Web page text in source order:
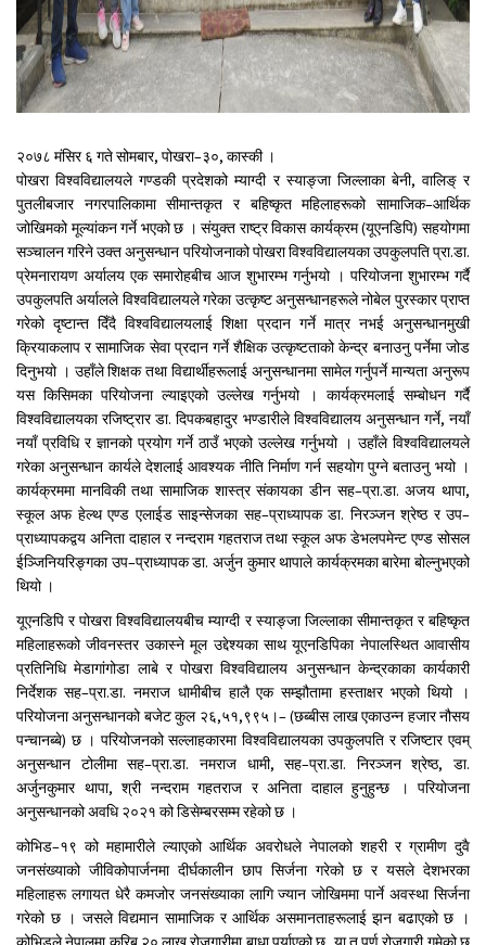
२०७८ मंसिर ६ गते सोमबार, पोखरा–३०, कास्की ।
पोखरा विश्वविद्यालयले गण्डकी प्रदेशको म्याग्दी र स्याङ्जा जिल्लाका बेनी, वालिङ् र
पुतलीबजार नगरपालिकामा सीमान्तकृत र बहिष्कृत महिलाहरूको सामाजिक–आर्थिक
जोखिमको मूल्यांकन गर्ने भएको छ । संयुक्त राष्ट्र विकास कार्यक्रम (यूएनडिपि) सहयोगमा
सञ्चालन गरिने उक्त अनुसन्धान परियोजनाको पोखरा विश्वविद्यालयका उपकुलपति प्रा.डा.
प्रेमनारायण अर्यालय एक समारोहबीच आज शुभारम्भ गर्नुभयो । परियोजना शुभारम्भ गर्दै
उपकुलपति अर्यालले विश्वविद्यालयले गरेका उत्कृष्ट अनुसन्धानहरूले नोबेल पुरस्कार प्राप्त
गरेको दृष्टान्त दिँदै विश्वविद्यालयलाई शिक्षा प्रदान गर्ने मात्र नभई अनुसन्धानमुखी
क्रियाकलाप र सामाजिक सेवा प्रदान गर्ने शैक्षिक उत्कृष्टताको केन्द्र बनाउनु पर्नेमा जोड
दिनुभयो । उहाँले शिक्षक तथा विद्यार्थीहरूलाई अनुसन्धानमा सामेल गर्नुपर्ने मान्यता अनुरूप
यस किसिमका परियोजना ल्याइएको उल्लेख गर्नुभयो । कार्यक्रमलाई सम्बोधन गर्दै
विश्वविद्यालयका रजिष्ट्रार डा. दिपकबहादुर भण्डारीले विश्वविद्यालय अनुसन्धान गर्ने, नयाँ
नयाँ प्रविधि र ज्ञानको प्रयोग गर्ने ठाउँ भएको उल्लेख गर्नुभयो । उहाँले विश्वविद्यालयले
गरेका अनुसन्धान कार्यले देशलाई आवश्यक नीति निर्माण गर्न सहयोग पुग्ने बताउनु भयो ।
कार्यक्रममा मानविकी तथा सामाजिक शास्त्र संकायका डीन सह–प्रा.डा. अजय थापा,
स्कूल अफ हेल्थ एण्ड एलाईड साइन्सेजका सह–प्राध्यापक डा. निरञ्जन श्रेष्ठ र उप–
प्राध्यापकद्वय अनिता दाहाल र नन्दराम गहतराज तथा स्कूल अफ डेभलपमेन्ट एण्ड सोसल
ईञ्जिनियरिङ्गका उप–प्राध्यापक डा. अर्जुन कुमार थापाले कार्यक्रमका बारेमा बोल्नुभएको
थियो ।
यूएनडिपि र पोखरा विश्वविद्यालयबीच म्याग्दी र स्याङ्जा जिल्लाका सीमान्तकृत र बहिष्कृत
महिलाहरूको जीवनस्तर उकास्ने मूल उद्देश्यका साथ यूएनडिपिका नेपालस्थित आवासीय
प्रतिनिधि मेडागांगोडा लाबे र पोखरा विश्वविद्यालय अनुसन्धान केन्द्रकाका कार्यकारी
निर्देशक सह–प्रा.डा. नमराज धामीबीच हालै एक सम्झौतामा हस्ताक्षर भएको थियो ।
परियोजना अनुसन्धानको बजेट कुल २६,५१,९९५।– (छब्बीस लाख एकाउन्न हजार नौसय
पन्चानब्बे) छ । परियोजनको सल्लाहकारमा विश्वविद्यालयका उपकुलपति र रजिष्टार एवम्
अनुसन्धान टोलीमा सह–प्रा.डा. नमराज धामी, सह–प्रा.डा. निरञ्जन श्रेष्ठ, डा.
अर्जुनकुमार थापा, श्री नन्दराम गहतराज र अनिता दाहाल हुनुहुन्छ । परियोजना
अनुसन्धानको अवधि २०२१ को डिसेम्बरसम्म रहेको छ ।
कोभिड–१९ को महामारीले ल्याएको आर्थिक अवरोधले नेपालको शहरी र ग्रामीण दुवै
जनसंख्याको जीविकोपार्जनमा दीर्घकालीन छाप सिर्जना गरेको छ र यसले देशभरका
महिलाहरू लगायत धेरै कमजोर जनसंख्याका लागि ज्यान जोखिममा पार्ने अवस्था सिर्जना
गरेको छ । जसले विद्यमान सामाजिक र आर्थिक असमानताहरूलाई झन बढाएको छ ।